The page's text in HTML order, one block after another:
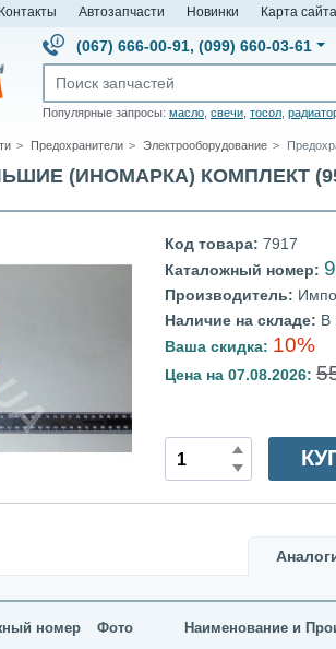
Контакты Автозапчасти Новинки Карта сайта
(067) 666-00-91, (099) 660-03-61
Популярные запросы: масло свечи тосол
Предохранители Электрооборудование
(ИНОМАРКА) КОМПЛЕКТ
Код товара: 7917
Каталожный номер:
Производитель:
Наличие на складе: В
Ваша скидка: 10%
Цена на 07.08.2026:
номер Фото Наименование и